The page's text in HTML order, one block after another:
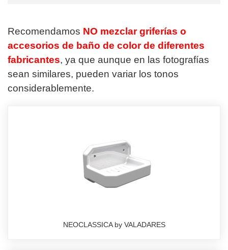
Recomendamos NO mezclar griferías o
accesorios de baño de color de diferentes
fabricantes, ya que aunque en las fotografías
sean similares, pueden variar los tonos
considerablemente.
NEOCLASSICA by VALADARES